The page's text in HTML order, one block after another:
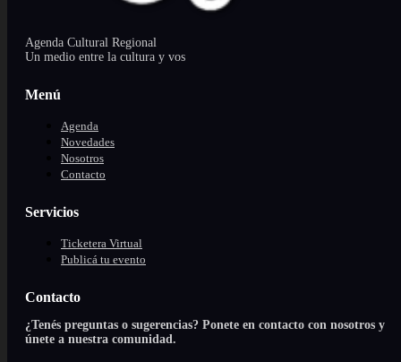
Agenda Cultural Regional
Un medio entre la cultura y vos
Menú
Agenda
Novedades
Nosotros
Contacto
Servicios
Ticketera Virtual
Publicá tu evento
Contacto
¿Tenés preguntas o sugerencias? Ponete en contacto con nosotros y
únete a nuestra comunidad.